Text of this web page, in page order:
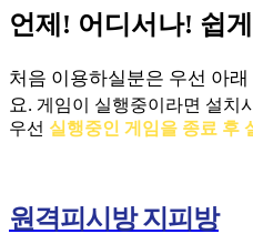
언제! 어디서나! 쉽
처음 이용하실분은 우선 아래
요. 게임이 실행중이라면 설치
우선 실행중인 게임을 종료 후
원격피시방 지피방